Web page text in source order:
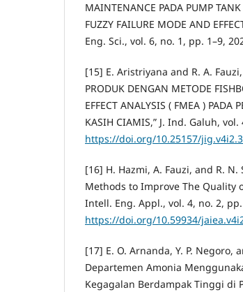
MAINTENANCE PADA PUMP
FUZZY FAILURE MODE AND
Eng. Sci., vol. 6, no. 1, pp. 1–9,
[15] E. Aristriyana and R. A. Fauzi,
PRODUK DENGAN METODE
EFFECT ANALYSIS ( FMEA ) PADA
KASIH CIAMIS,” J. Ind. Galuh,
https://doi.org/10.25157/
[16] H. Hazmi, A. Fauzi, and R. N.
Methods to Improve The Quality
Intell. Eng. Appl., vol. 4, no. 2,
https://doi.org/10.59934/
[17] E. O. Arnanda, Y. P. Negoro,
Departemen Amonia
Kegagalan Berdampak Tinggi di